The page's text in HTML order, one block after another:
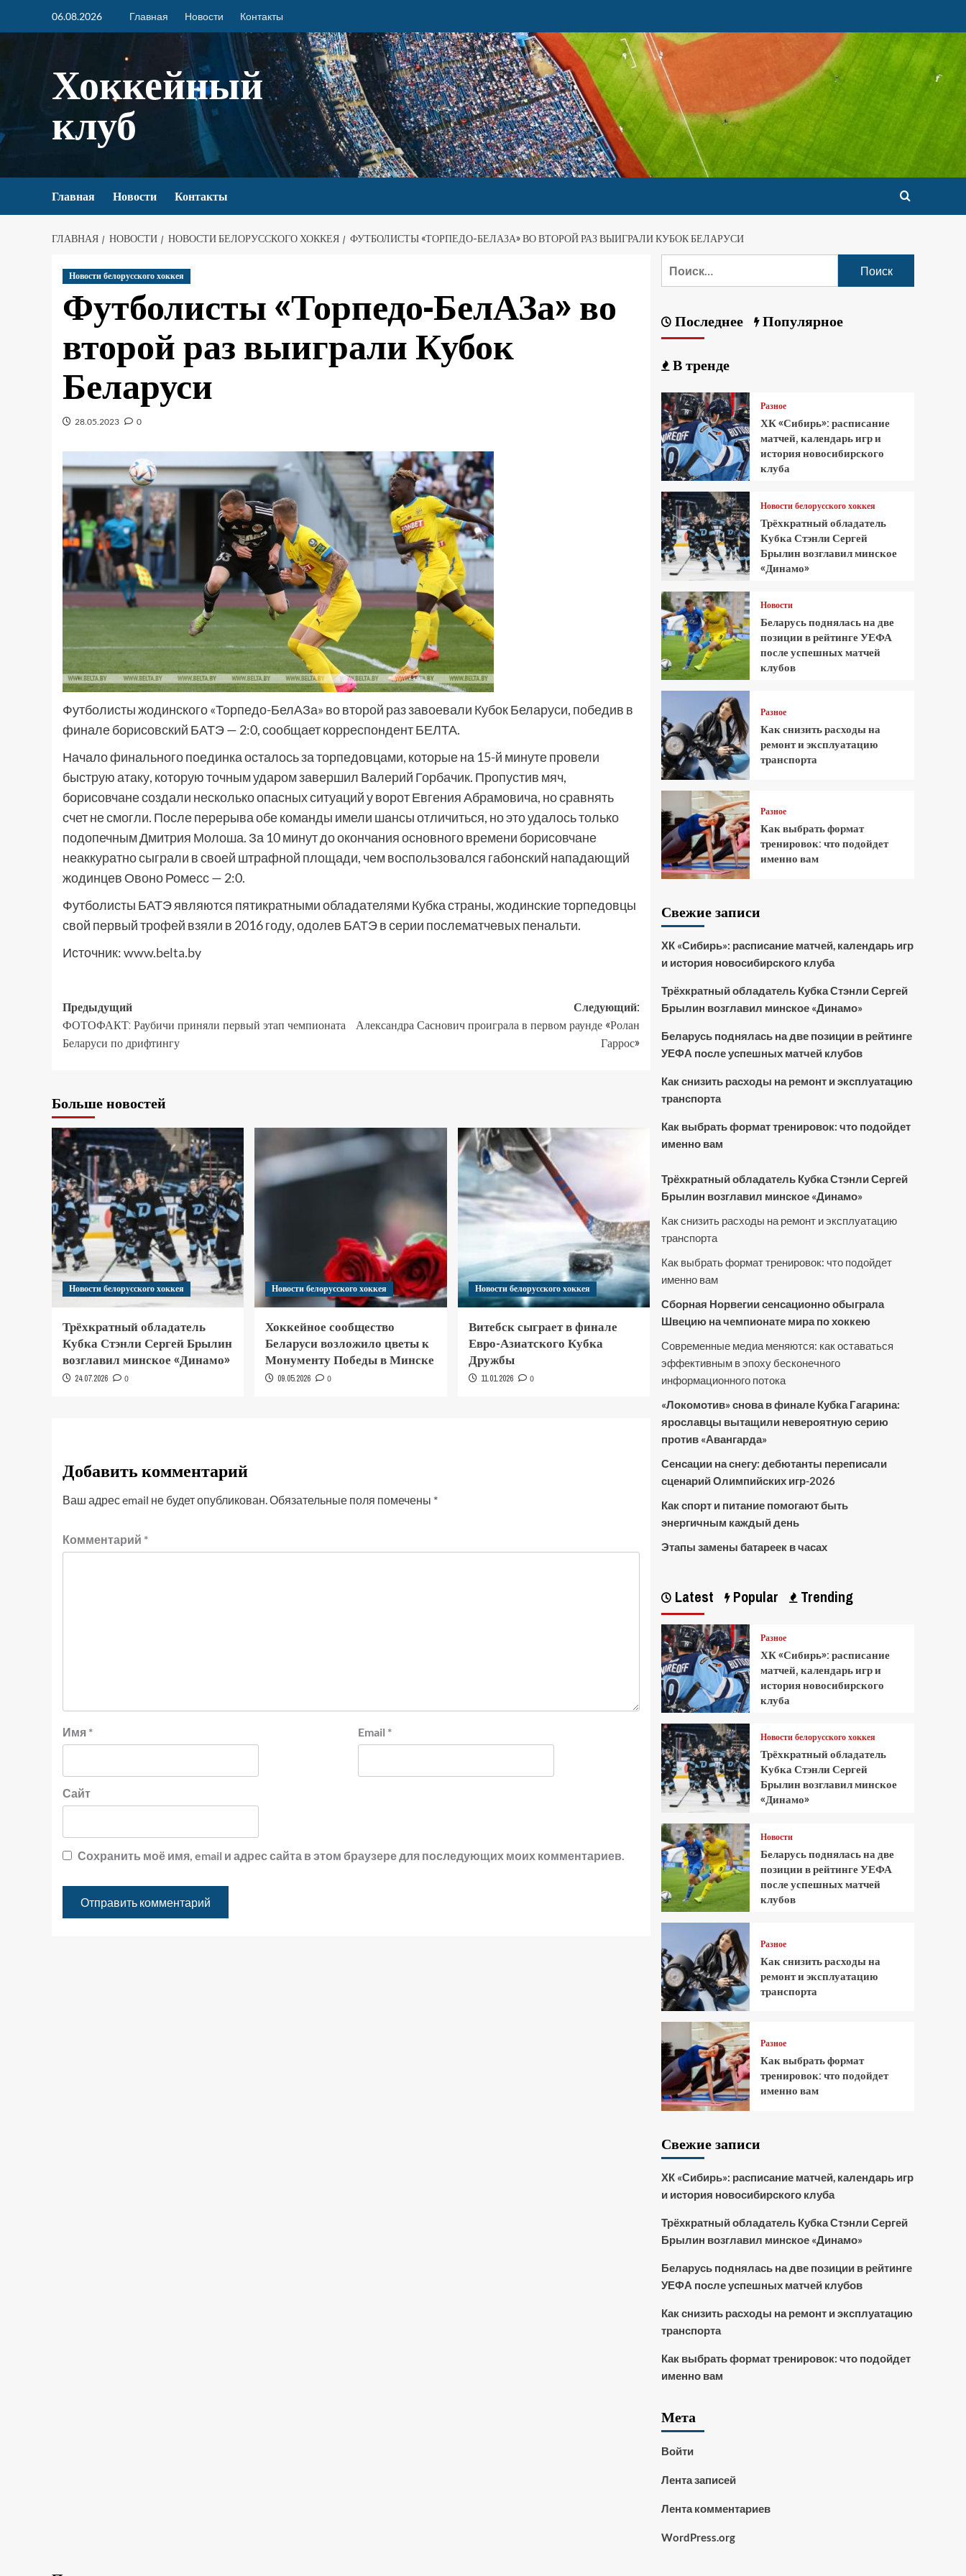
06.08.2026 Главная Новости Контакты
Хоккейный
клуб
Главная Новости Контакты
ГЛАВНАЯ НОВОСТИ НОВОСТИ БЕЛОРУССКОГО ХОККЕЯ ФУТБОЛИСТЫ «ТОРПЕДО-БЕЛАЗА» ВО ВТОРОЙ РАЗ ВЫИГРАЛИ КУБОК БЕЛАРУСИ
Новости белорусского хоккея
Футболисты «Торпедо-БелАЗа» во
второй раз выиграли Кубок
Беларуси
28.05.2023 0
Футболисты жодинского «Торпедо-БелАЗа» во второй раз завоевали Кубок Беларуси, победив в
финале борисовский БАТЭ — 2:0, сообщает корреспондент БЕЛТА.
Начало финального поединка осталось за торпедовцами, которые на 15-й минуте провели
быструю атаку, которую точным ударом завершил Валерий Горбачик. Пропустив мяч,
борисовчане создали несколько опасных ситуаций у ворот Евгения Абрамовича, но сравнять
счет не смогли. После перерыва обе команды имели шансы отличиться, но это удалось только
подопечным Дмитрия Молоша. За 10 минут до окончания основного времени борисовчане
неаккуратно сыграли в своей штрафной площади, чем воспользовался габонский нападающий
жодинцев Овоно Ромесс — 2:0.
Футболисты БАТЭ являются пятикратными обладателями Кубка страны, жодинские торпедовцы
свой первый трофей взяли в 2016 году, одолев БАТЭ в серии послематчевых пенальти.
Источник:www.belta.by
Предыдущий
ФОТОФАКТ: Раубичи приняли первый этап чемпионата
Беларуси по дрифтингу
Следующий:
Александра Саснович проиграла в первом раунде «Ролан
Гаррос»
Больше новостей
Новости белорусского хоккея
Трёхкратный обладатель
Кубка Стэнли Сергей Брылин
возглавил минское «Динамо»
24.07.2026 0
Новости белорусского хоккея
Хоккейное сообщество
Беларуси возложило цветы к
Монументу Победы в Минске
09.05.2026 0
Новости белорусского хоккея
Витебск сыграет в финале
Евро-Азиатского Кубка
Дружбы
11.01.2026 0
Добавить комментарий
Ваш адрес email не будет опубликован.Обязательные поля помечены *
Комментарий *
Имя * Email *
Сайт
Сохранить моё имя, email и адрес сайта в этом браузере для последующих моих комментариев.
Последнее Популярное
В тренде
Разное
ХК «Сибирь»: расписание
матчей, календарь игр и
история новосибирского
клуба
Новости белорусского хоккея
Трёхкратный обладатель
Кубка Стэнли Сергей
Брылин возглавил минское
«Динамо»
Новости
Беларусь поднялась на две
позиции в рейтинге УЕФА
после успешных матчей
клубов
Разное
Как снизить расходы на
ремонт и эксплуатацию
транспорта
Разное
Как выбрать формат
тренировок: что подойдет
именно вам
Свежие записи
ХК «Сибирь»: расписание матчей, календарь игр
и история новосибирского клуба
Трёхкратный обладатель Кубка Стэнли Сергей
Брылин возглавил минское «Динамо»
Беларусь поднялась на две позиции в рейтинге
УЕФА после успешных матчей клубов
Как снизить расходы на ремонт и эксплуатацию
транспорта
Как выбрать формат тренировок: что подойдет
именно вам
Трёхкратный обладатель Кубка Стэнли Сергей
Брылин возглавил минское «Динамо»
Как снизить расходы на ремонт и эксплуатацию
транспорта
Как выбрать формат тренировок: что подойдет
именно вам
Сборная Норвегии сенсационно обыграла
Швецию на чемпионате мира по хоккею
Современные медиа меняются: как оставаться
эффективным в эпоху бесконечного
информационного потока
«Локомотив» снова в финале Кубка Гагарина:
ярославцы вытащили невероятную серию
против «Авангарда»
Сенсации на снегу: дебютанты переписали
сценарий Олимпийских игр-2026
Как спорт и питание помогают быть
энергичным каждый день
Этапы замены батареек в часах
Latest Popular Trending
Разное
ХК «Сибирь»: расписание
матчей, календарь игр и
история новосибирского
клуба
Новости белорусского хоккея
Трёхкратный обладатель
Кубка Стэнли Сергей
Брылин возглавил минское
«Динамо»
Новости
Беларусь поднялась на две
позиции в рейтинге УЕФА
после успешных матчей
клубов
Разное
Как снизить расходы на
ремонт и эксплуатацию
транспорта
Разное
Как выбрать формат
тренировок: что подойдет
именно вам
Свежие записи
ХК «Сибирь»: расписание матчей, календарь игр
и история новосибирского клуба
Трёхкратный обладатель Кубка Стэнли Сергей
Брылин возглавил минское «Динамо»
Беларусь поднялась на две позиции в рейтинге
УЕФА после успешных матчей клубов
Как снизить расходы на ремонт и эксплуатацию
транспорта
Как выбрать формат тренировок: что подойдет
именно вам
Мета
Войти
Лента записей
Лента комментариев
WordPress.org